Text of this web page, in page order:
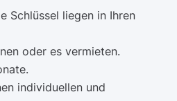
Schlüssel liegen in Ihren
oder es vermieten.
individuellen und